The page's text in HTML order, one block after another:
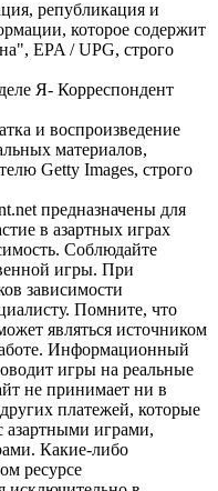
републикация и
которое содержит
EPA / UPG, строго
Я- Корреспондент
и воспроизведение
материалов,
Getty Images, строго
предназначены для
в азартных играх
Соблюдайте
игры. При
зависимости
Помните, что
являться источником
Информационный
игры на реальные
не принимает ни в
платежей, которые
азартными играми,
Какие-либо
ресурсе